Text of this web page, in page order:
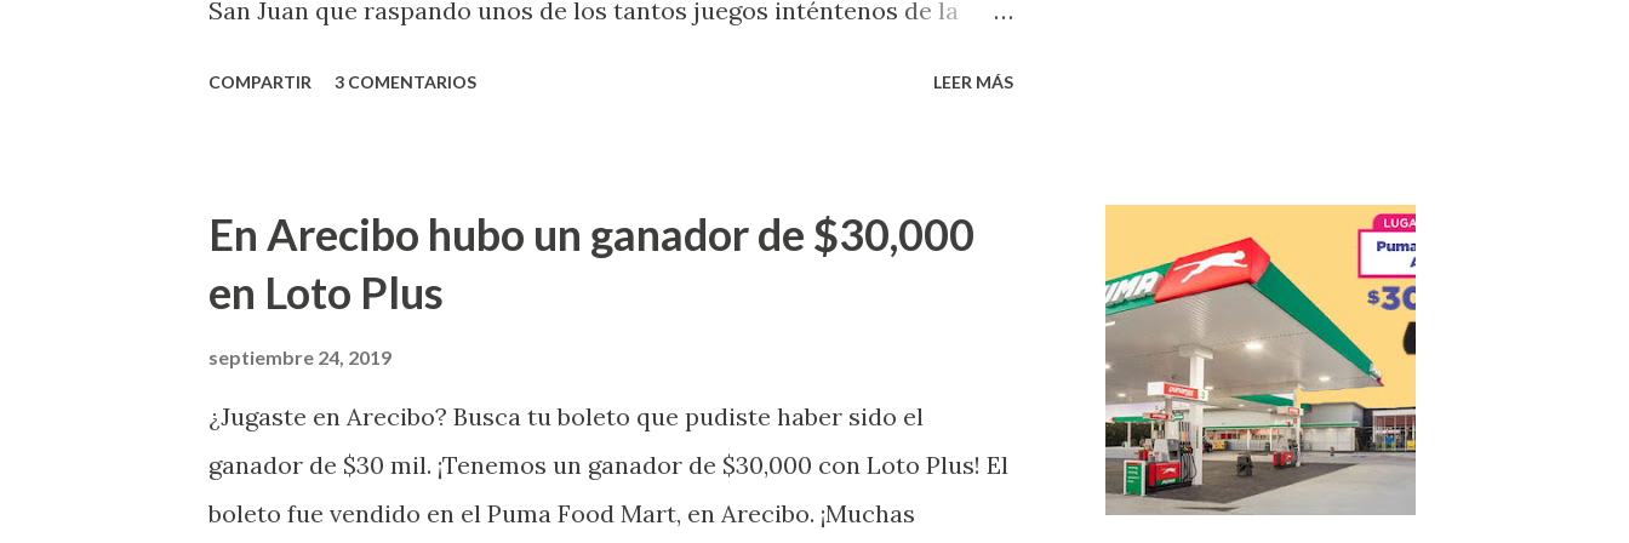
San Juan que raspando unos de los tantos juegos inténtenos de la
la farmacia Yarimar de la Urbanización Las Lomas en el Municipio de
San Juan ¡Enhorabuena que lo disfrute! ...
COMPARTIR 3 COMENTARIOS LEER MÁS
En Arecibo hubo un ganador de $30,000
en Loto Plus
septiembre 24, 2019
¿Jugaste en Arecibo? Busca tu boleto que pudiste haber sido el
ganador de $30 mil. ¡Tenemos un ganador de $30,000 con Loto Plus! El
boleto fue vendido en el Puma Food Mart, en Arecibo. ¡Muchas